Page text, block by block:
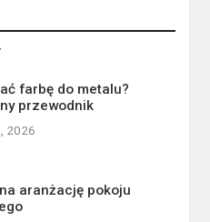
farbę do metalu?
przewodnik
2026
na aranżację pokoju